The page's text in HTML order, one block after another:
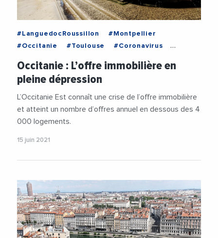
#LanguedocRoussillon
#Montpellier
#Occitanie
#Toulouse
#Coronavirus
#LanguedocRoussillon
#Logement
#MetropoleDeMontpellier
#Occitanie
#Toulouse
Occitanie : L’offre immobilière en
pleine dépression
L’Occitanie Est connaît une crise de l’offre immobilière
et atteint un nombre d’offres annuel en dessous des 4
000 logements.
15 juin 2021